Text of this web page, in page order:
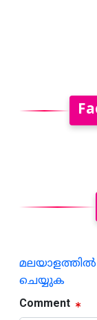
മലയാളത്തില്‍
ചെയ്യുക
Comment